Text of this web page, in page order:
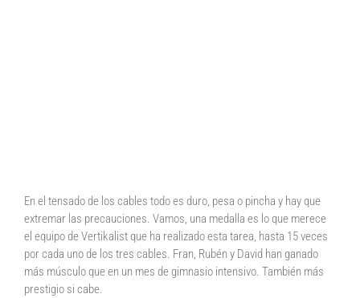
En el tensado de los cables todo es duro, pesa o pincha y hay que
extremar las precauciones. Vamos, una medalla es lo que merece
el equipo de Vertikalist que ha realizado esta tarea, hasta 15 veces
por cada uno de los tres cables. Fran, Rubén y David han ganado
más músculo que en un mes de gimnasio intensivo. También más
prestigio si cabe.